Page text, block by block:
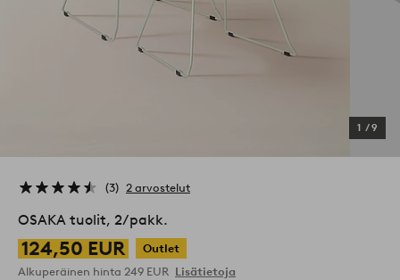
1 /9
3 2 arvostelut
OSAKA tuolit, 2/pakk.
124,50 EUR
Outlet
Alkuperäinen hinta 249 EUR Lisätietoja